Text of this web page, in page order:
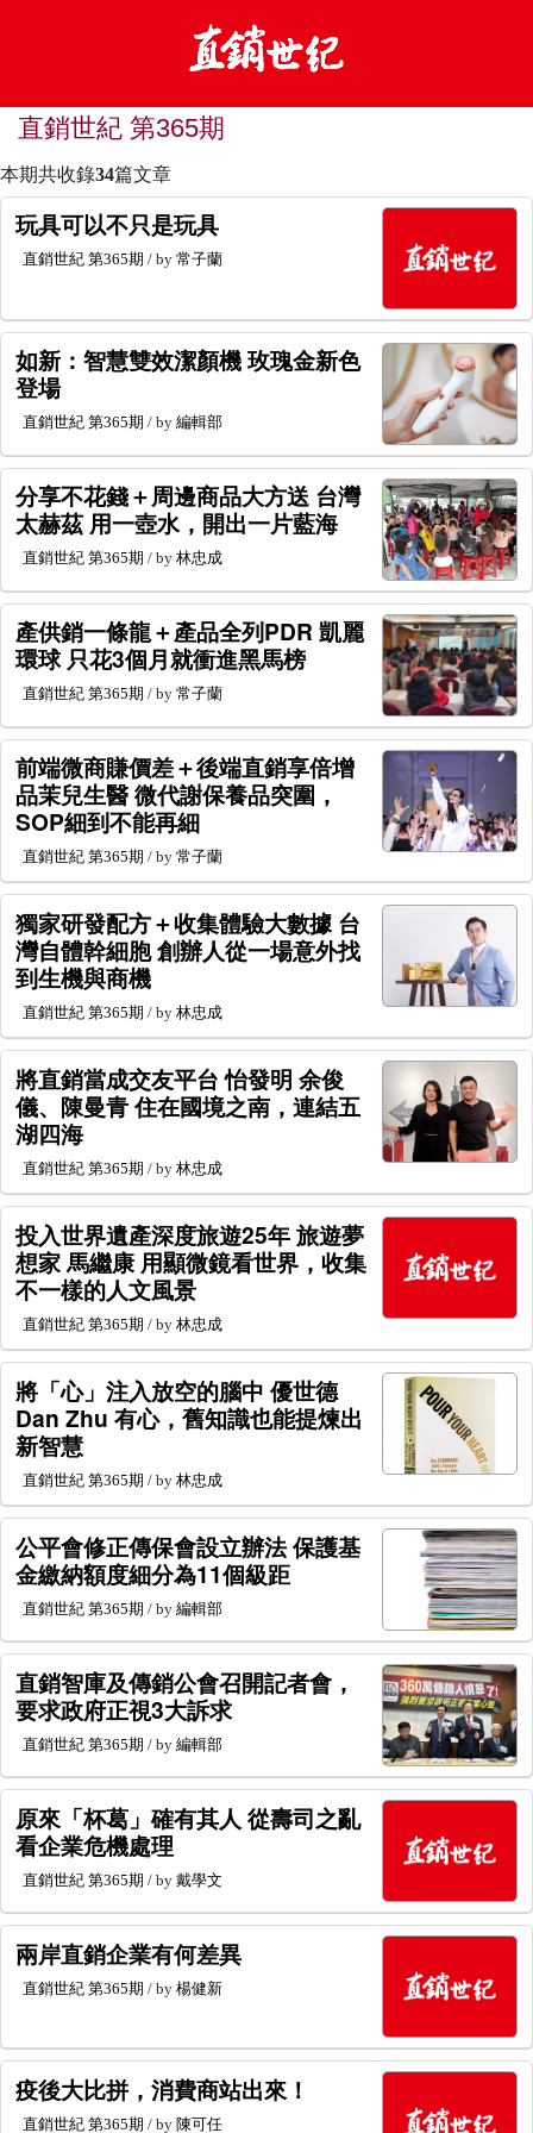
直銷世紀 第365期
本期共收錄34篇文章
玩具可以不只是玩具
直銷世紀 第365期 / by 常子蘭
如新：智慧雙效潔顏機 玫瑰金新色
登場
直銷世紀 第365期 / by 編輯部
分享不花錢＋周邊商品大方送 台灣
太赫茲 用一壺水，開出一片藍海
直銷世紀 第365期 / by 林忠成
產供銷一條龍＋產品全列PDR 凱麗
環球 只花3個月就衝進黑馬榜
直銷世紀 第365期 / by 常子蘭
前端微商賺價差＋後端直銷享倍增
品茉兒生醫 微代謝保養品突圍，
SOP細到不能再細
直銷世紀 第365期 / by 常子蘭
獨家研發配方＋收集體驗大數據 台
灣自體幹細胞 創辦人從一場意外找
到生機與商機
直銷世紀 第365期 / by 林忠成
將直銷當成交友平台 怡發明 余俊
儀、陳曼青 住在國境之南，連結五
湖四海
直銷世紀 第365期 / by 林忠成
投入世界遺產深度旅遊25年 旅遊夢
想家 馬繼康 用顯微鏡看世界，收集
不一樣的人文風景
直銷世紀 第365期 / by 林忠成
將「心」注入放空的腦中 優世德
Dan Zhu 有心，舊知識也能提煉出
新智慧
直銷世紀 第365期 / by 林忠成
公平會修正傳保會設立辦法 保護基
金繳納額度細分為11個級距
直銷世紀 第365期 / by 編輯部
直銷智庫及傳銷公會召開記者會，
要求政府正視3大訴求
直銷世紀 第365期 / by 編輯部
原來「杯葛」確有其人 從壽司之亂
看企業危機處理
直銷世紀 第365期 / by 戴學文
兩岸直銷企業有何差異
直銷世紀 第365期 / by 楊健新
疫後大比拼，消費商站出來！
直銷世紀 第365期 / by 陳可任